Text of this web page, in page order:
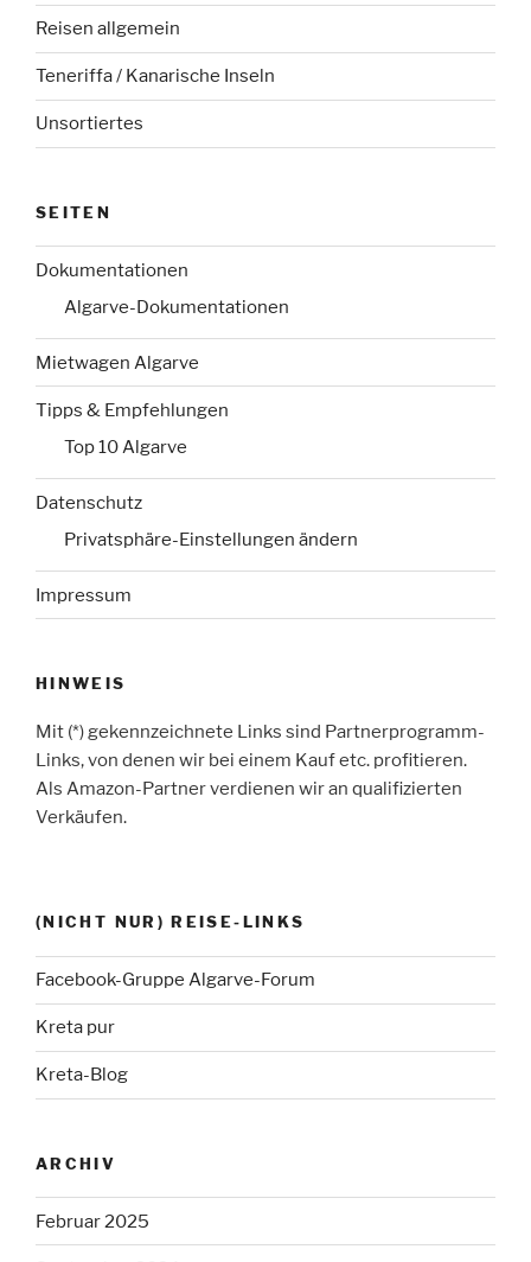
Reisen allgemein
Teneriffa / Kanarische Inseln
Unsortiertes
SEITEN
Dokumentationen
Algarve-Dokumentationen
Mietwagen Algarve
Tipps & Empfehlungen
Top 10 Algarve
Datenschutz
Privatsphäre-Einstellungen ändern
Impressum
HINWEIS
Mit (*) gekennzeichnete Links sind Partnerprogramm-
Links, von denen wir bei einem Kauf etc. profitieren.
Als Amazon-Partner verdienen wir an qualifizierten
Verkäufen.
(NICHT NUR) REISE-LINKS
Facebook-Gruppe Algarve-Forum
Kreta pur
Kreta-Blog
ARCHIV
Februar 2025